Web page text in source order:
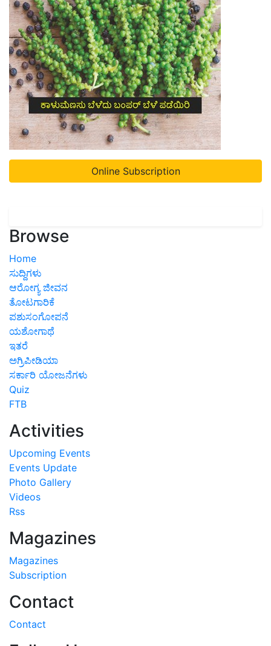
Online Subscription
Browse
Home
ಸುದ್ದಿಗಳು
ಆರೋಗ್ಯ ಜೀವನ
ತೋಟಗಾರಿಕೆ
ಪಶುಸಂಗೋಪನೆ
ಯಶೋಗಾಥೆ
ಇತರೆ
ಅಗ್ರಿಪೀಡಿಯಾ
ಸರ್ಕಾರಿ ಯೋಜನೆಗಳು
Quiz
FTB
Activities
Upcoming Events
Events Update
Photo Gallery
Videos
Rss
Magazines
Magazines
Subscription
Contact
Contact